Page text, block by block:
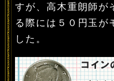
すが、高木重朗師が
る際には５０円玉が
した。